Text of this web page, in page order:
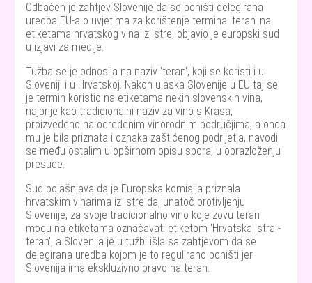
Odbačen je zahtjev Slovenije da se poništi delegirana
uredba EU-a o uvjetima za korištenje termina 'teran' na
etiketama hrvatskog vina iz Istre, objavio je europski sud
u izjavi za medije.
Tužba se je odnosila na naziv 'teran', koji se koristi i u
Sloveniji i u Hrvatskoj. Nakon ulaska Slovenije u EU taj se
je termin koristio na etiketama nekih slovenskih vina,
najprije kao tradicionalni naziv za vino s Krasa,
proizvedeno na određenim vinorodnim područjima, a onda
mu je bila priznata i oznaka zaštićenog podrijetla, navodi
se među ostalim u opširnom opisu spora, u obrazloženju
presude.
Sud pojašnjava da je Europska komisija priznala
hrvatskim vinarima iz Istre da, unatoč protivljenju
Slovenije, za svoje tradicionalno vino koje zovu teran
mogu na etiketama označavati etiketom 'Hrvatska Istra -
teran', a Slovenija je u tužbi išla sa zahtjevom da se
delegirana uredba kojom je to regulirano poništi jer
Slovenija ima ekskluzivno pravo na teran.